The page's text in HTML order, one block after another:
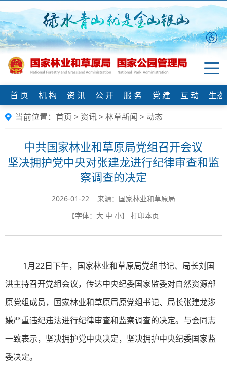
首 页 机 构 资 讯 公 开 服 务 党 建 互 动
生
当前位置： 首页 > 资讯>林草新闻 > 动态
中共国家林业和草原局党组召开会议
坚决拥护党中央对张建龙进行纪律审查和监
察调查的决定
2026-01-22 来源：国家林业和草原局
【字体： 大 中 小】 打印本页
1月22日下午，国家林业和草原局党组书记、局长刘国
洪主持召开党组会议，传达中央纪委国家监委对自然资源部
原党组成员，国家林业和草原局原党组书记、局长张建龙涉
嫌严重违纪违法进行纪律审查和监察调查的决定。与会同志
一致表示，坚决拥护党中央决定，坚决拥护中央纪委国家监
委决定。